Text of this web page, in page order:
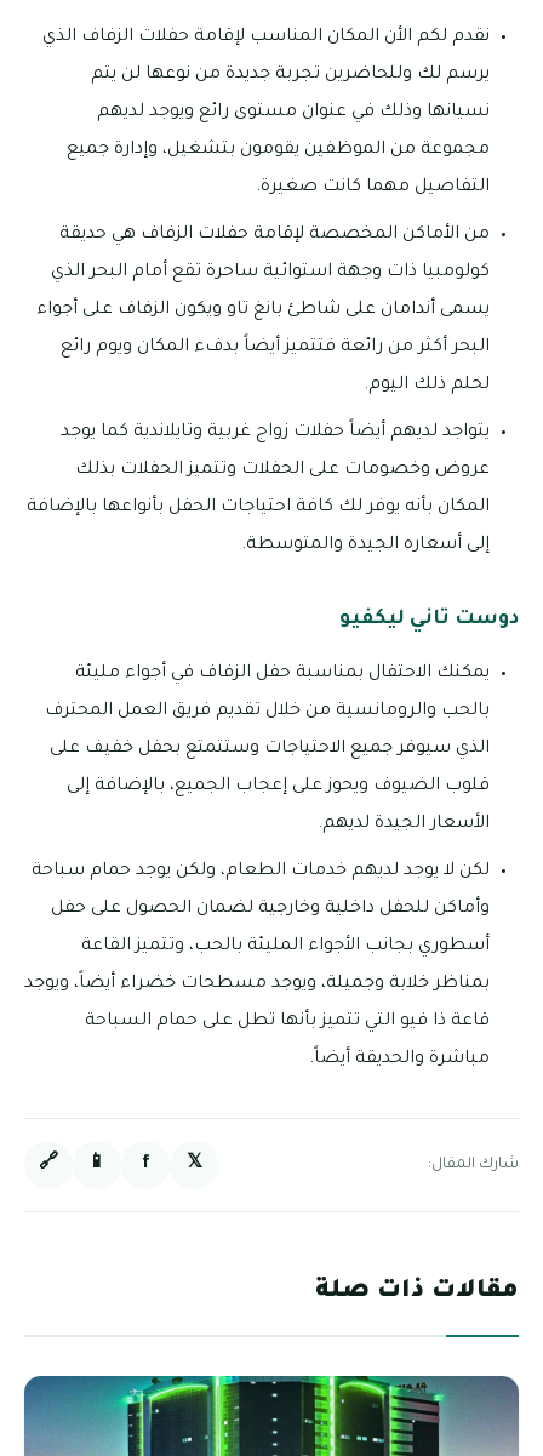
نقدم لكم الأن المكان المناسب لإقامة حفلات الزفاف الذي
يرسم لك وللحاضرين تجربة جديدة من نوعها لن يتم
نسيانها وذلك في عنوان مستوى رائع ويوجد لديهم
مجموعة من الموظفين يقومون بتشغيل، وإدارة جميع
التفاصيل مهما كانت صغيرة.
من الأماكن المخصصة لإقامة حفلات الزفاف هي حديقة
كولومبيا ذات وجهة استوائية ساحرة تقع أمام البحر الذي
يسمى أندامان على شاطئ بانغ تاو ويكون الزفاف على أجواء
البحر أكثر من رائعة فتتميز أيضاً بدفء المكان ويوم رائع
لحلم ذلك اليوم.
يتواجد لديهم أيضاً حفلات زواج غربية وتايلاندية كما يوجد
عروض وخصومات على الحفلات وتتميز الحفلات بذلك
المكان بأنه يوفر لك كافة احتياجات الحفل بأنواعها بالإضافة
إلى أسعاره الجيدة والمتوسطة.
دوست تاني ليكفيو
يمكنك الاحتفال بمناسبة حفل الزفاف في أجواء مليئة
بالحب والرومانسية من خلال تقديم فريق العمل المحترف
الذي سيوفر جميع الاحتياجات وستتمتع بحفل خفيف على
قلوب الضيوف ويحوز على إعجاب الجميع، بالإضافة إلى
الأسعار الجيدة لديهم.
لكن لا يوجد لديهم خدمات الطعام، ولكن يوجد حمام سباحة
وأماكن للحفل داخلية وخارجية لضمان الحصول على حفل
أسطوري بجانب الأجواء المليئة بالحب، وتتميز القاعة
بمناظر خلابة وجميلة، ويوجد مسطحات خضراء أيضاً، ويوجد
قاعة ذا فيو التي تتميز بأنها تطل على حمام السباحة
مباشرة والحديقة أيضاً.
شارك المقال: 𝕏
f
📱
🔗
مقالات ذات صلة